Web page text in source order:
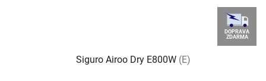
DOPRAVA
ZDARMA
Siguro Airoo Dry E800W (E)